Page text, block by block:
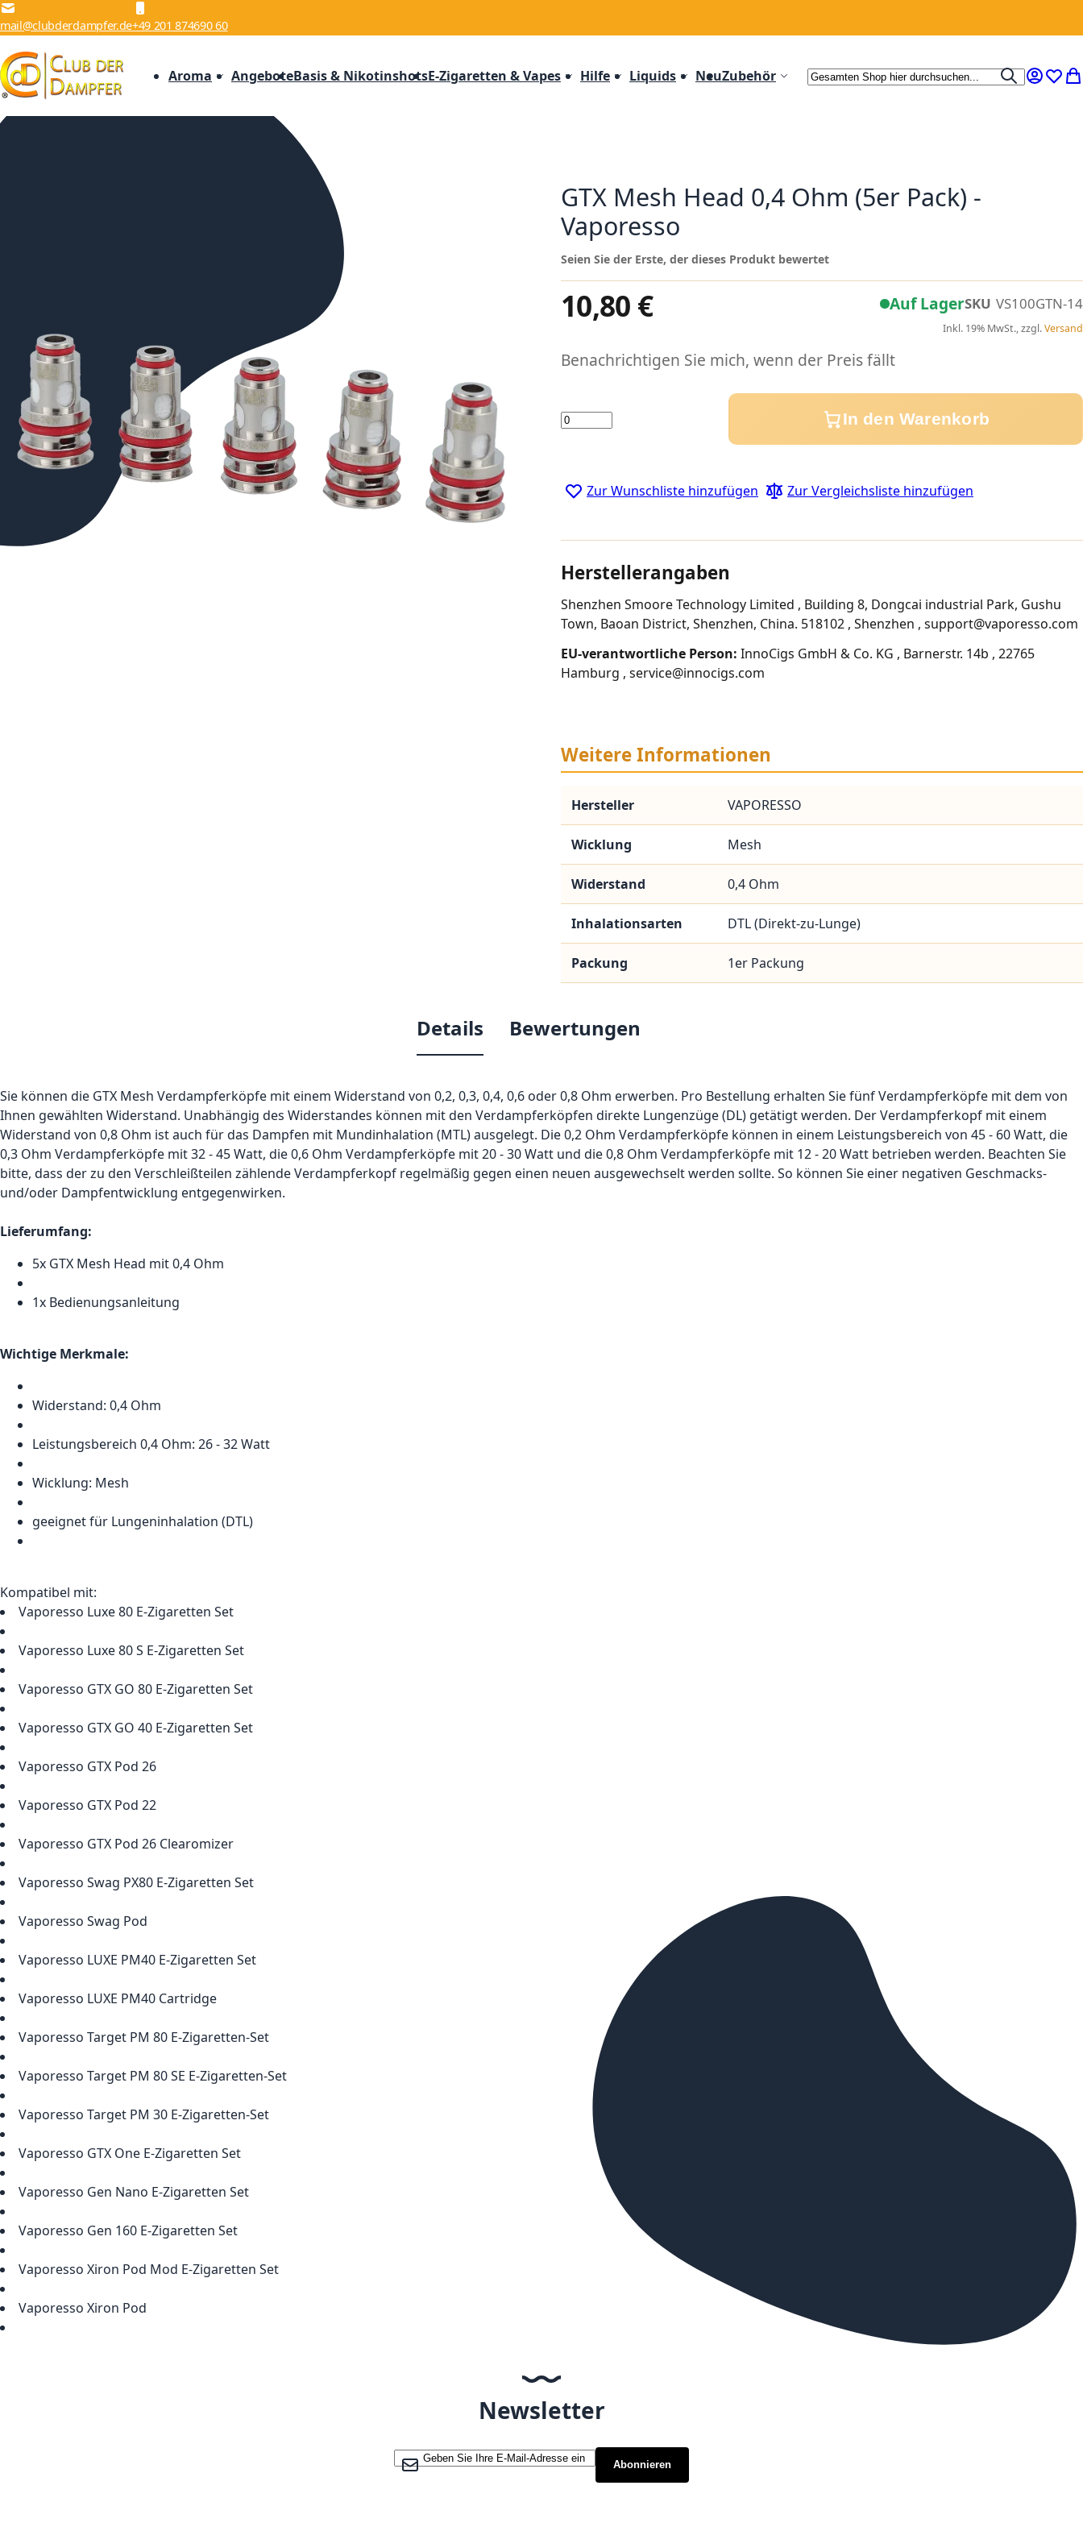
Zum Inhalt springen
mail@clubderdampfer.de+49 201 874690 60
Aroma AngeboteBasis & NikotinshotsE-Zigaretten & Vapes Hilfe Liquids NeuZubehör Suche
Suche
Mein
GTX Mesh Head 0,4 Ohm (5er Pack) -
Vaporesso
Auf LagerSKU VS100GTN-14
Seien Sie der Erste, der dieses Produkt bewertet
10,80 €
Inkl. 19% MwSt., zzgl.Versand
Benachrichtigen Sie mich, wenn der Preis fällt
Menge In den Warenkorb
Zur Wunschliste hinzufügen Zur Vergleichsliste hinzufügen
Herstellerangaben
Shenzhen Smoore Technology Limited , Building 8, Dongcai industrial Park, Gushu
Town, Baoan District, Shenzhen, China. 518102 , Shenzhen , support@vaporesso.com
EU-verantwortliche Person: InnoCigs GmbH & Co. KG , Barnerstr. 14b , 22765
Hamburg , service@innocigs.com
Weitere Informationen
Hersteller VAPORESSO
Wicklung Mesh
Widerstand 0,4 Ohm
Inhalationsarten DTL (Direkt-zu-Lunge)
Packung 1er Packung
Details
Sie können die GTX Mesh Verdampferköpfe mit einem Widerstand von 0,2, 0,3, 0,4, 0,6 oder 0,8 Ohm erwerben. Pro Bestellung erhalten Sie fünf Verdampferköpfe mit dem von
Ihnen gewählten Widerstand. Unabhängig des Widerstandes können mit den Verdampferköpfen direkte Lungenzüge (DL) getätigt werden. Der Verdampferkopf mit einem
Widerstand von 0,8 Ohm ist auch für das Dampfen mit Mundinhalation (MTL) ausgelegt. Die 0,2 Ohm Verdampferköpfe können in einem Leistungsbereich von 45 - 60 Watt, die
0,3 Ohm Verdampferköpfe mit 32 - 45 Watt, die 0,6 Ohm Verdampferköpfe mit 20 - 30 Watt und die 0,8 Ohm Verdampferköpfe mit 12 - 20 Watt betrieben werden. Beachten Sie
bitte, dass der zu den Verschleißteilen zählende Verdampferkopf regelmäßig gegen einen neuen ausgewechselt werden sollte. So können Sie einer negativen Geschmacks-
und/oder Dampfentwicklung entgegenwirken.
Lieferumfang:
5x GTX Mesh Head mit 0,4 Ohm
1x Bedienungsanleitung
Wichtige Merkmale:
Widerstand: 0,4 Ohm
Leistungsbereich 0,4 Ohm: 26 - 32 Watt
Wicklung: Mesh
geeignet für Lungeninhalation (DTL)
Kompatibel mit:
Vaporesso Luxe 80 E-Zigaretten Set
Vaporesso Luxe 80 S E-Zigaretten Set
Vaporesso GTX GO 80 E-Zigaretten Set
Vaporesso GTX GO 40 E-Zigaretten Set
Vaporesso GTX Pod 26
Vaporesso GTX Pod 22
Vaporesso GTX Pod 26 Clearomizer
Vaporesso Swag PX80 E-Zigaretten Set
Vaporesso Swag Pod
Vaporesso LUXE PM40 E-Zigaretten Set
Vaporesso LUXE PM40 Cartridge
Vaporesso Target PM 80 E-Zigaretten-Set
Vaporesso Target PM 80 SE E-Zigaretten-Set
Vaporesso Target PM 30 E-Zigaretten-Set
Vaporesso GTX One E-Zigaretten Set
Vaporesso Gen Nano E-Zigaretten Set
Vaporesso Gen 160 E-Zigaretten Set
Vaporesso Xiron Pod Mod E-Zigaretten Set
Vaporesso Xiron Pod
Bewertungen
Newsletter
Melden Sie sich für unseren Newsletter an:
Abonnieren